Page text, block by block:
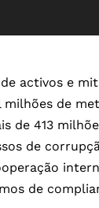
activos e
milhões de
de 413
de
de